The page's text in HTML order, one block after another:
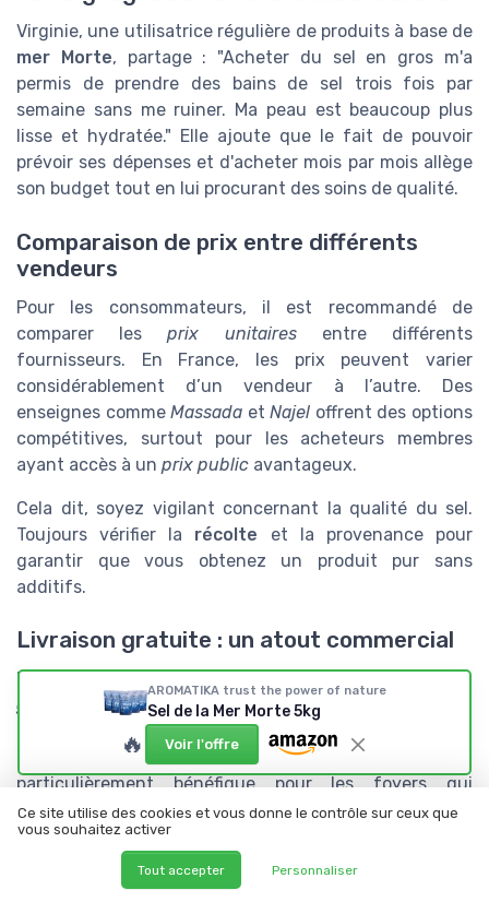
Virginie, une utilisatrice régulière de produits à base de
mer Morte, partage : "Acheter du sel en gros m'a
permis de prendre des bains de sel trois fois par
semaine sans me ruiner. Ma peau est beaucoup plus
lisse et hydratée." Elle ajoute que le fait de pouvoir
prévoir ses dépenses et d'acheter mois par mois allège
son budget tout en lui procurant des soins de qualité.
Comparaison de prix entre différents
vendeurs
Pour les consommateurs, il est recommandé de
comparer lesprix unitairesentre différents
fournisseurs. En France, les prix peuvent varier
considérablement d’un vendeur à l’autre. Des
enseignes commeMassada etNajel offrent des options
compétitives, surtout pour les acheteurs membres
ayant accès à un prix public avantageux.
Cela dit, soyez vigilant concernant la qualité du sel.
Toujours vérifier la récolte et la provenance pour
garantir que vous obtenez un produit pur sans
additifs.
Livraison gratuite : un atout commercial
Un autre attrait des gros paquets est lalivraison
gratuite
. Plusieurs sites en ligne offrent cette option
lorsque vous dépassez un certain montant d’achat,
rendant vos achats encore plus économiques. Cela est
particulièrement bénéfique pour les foyers qui
consomment des grandes quantités pour diverssoins
du corpset duvisage
Témoignages et études de cas
AROMATIKA trust the power of nature
Sel de la Mer Morte 5kg
🔥 Voir l'offre
Ce site utilise des cookies et vous donne le contrôle sur ceux que
vous souhaitez activer
Tout accepter Personnaliser